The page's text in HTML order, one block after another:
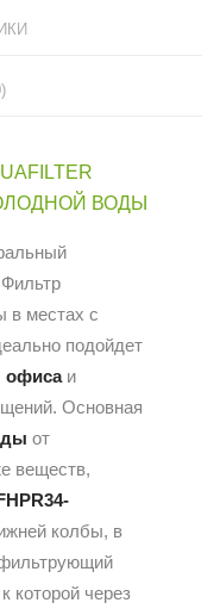
ВОДЫ
в местах с
подойдет
офисаи
Основная
от
веществ,
колбы, в
которой через